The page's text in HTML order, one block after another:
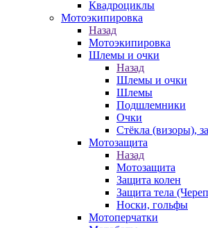
Квадроциклы
Мотоэкипировка
Назад
Мотоэкипировка
Шлемы и очки
Назад
Шлемы и очки
Шлемы
Подшлемники
Очки
Стёкла (визоры),
Мотозащита
Назад
Мотозащита
Защита колен
Защита тела
Носки, гольфы
Мотоперчатки